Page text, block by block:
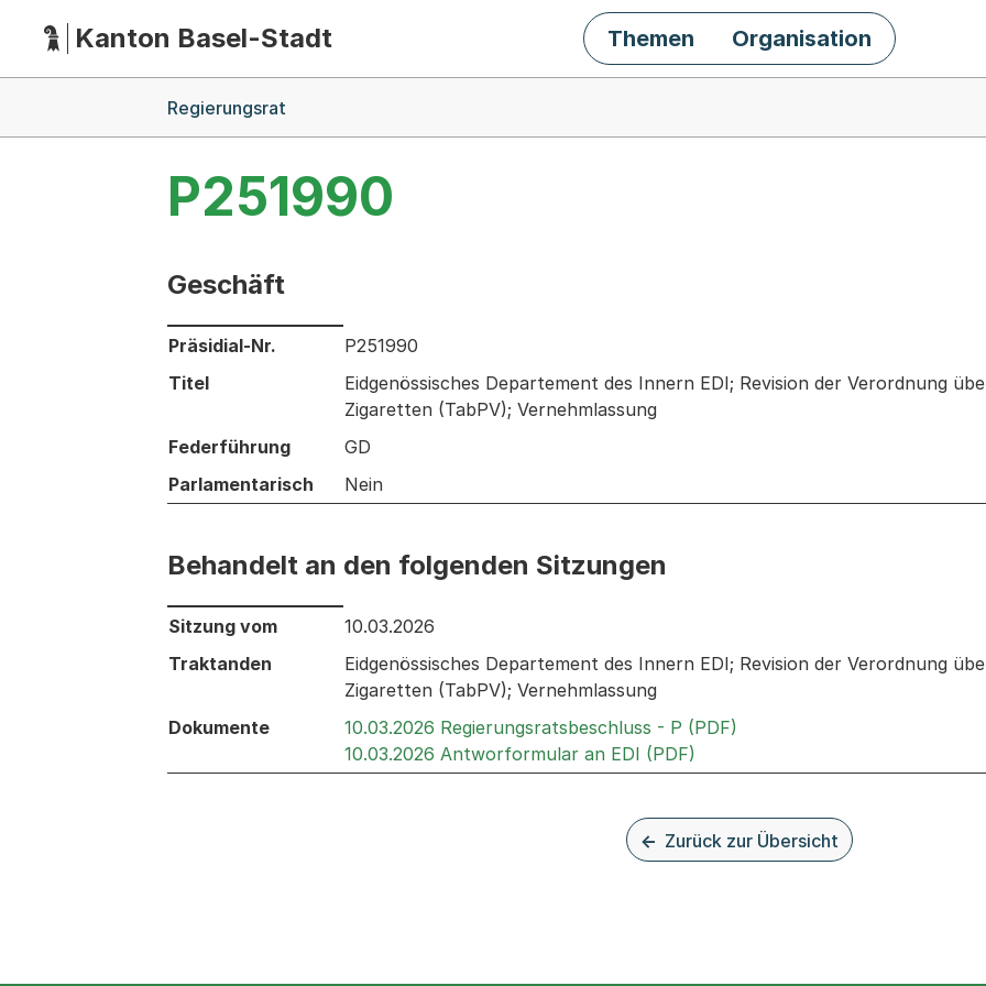
HauptnavigationKanton Basel-Stadt Themen Organisation
Regierungsrat
P251990
Geschäft
Informationen zum Ausgewählten Geschäft
Präsidial-Nr.
P251990
Titel
Eidgenössisches Departement des Innern EDI; Revision der Verordnung
Zigaretten (TabPV); Vernehmlassung
Federführung
GD
Parlamentarisch
Nein
Behandelt an den folgenden Sitzungen
Behandelt an den folgenden Sitzungen: Informationen zu den Sitzungen zum Geschäft
Sitzung vom
10.03.2026
Traktanden
Eidgenössisches Departement des Innern EDI; Revision der Verordnung
Zigaretten (TabPV); Vernehmlassung
Dokumente
10.03.2026 Regierungsratsbeschluss - P (PDF)
10.03.2026 Antworformular an EDI (PDF)
Zurück zur Übersicht